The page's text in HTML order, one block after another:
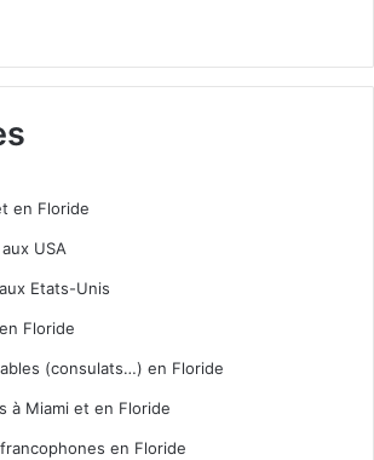
en Floride
USA
Etats-Unis
Floride
(consulats…) en Floride
à Miami et en Floride
en Floride